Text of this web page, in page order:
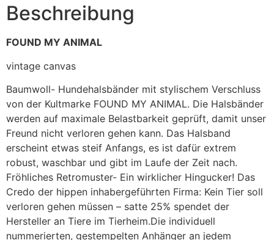
Beschreibung
FOUND MY ANIMAL
vintage canvas
Baumwoll- Hundehalsbänder mit stylischem Verschluss
von der Kultmarke FOUND MY ANIMAL. Die Halsbänder
werden auf maximale Belastbarkeit geprüft, damit unser
Freund nicht verloren gehen kann. Das Halsband
erscheint etwas steif Anfangs, es ist dafür extrem
robust, waschbar und gibt im Laufe der Zeit nach.
Fröhliches Retromuster- Ein wirklicher Hingucker! Das
Credo der hippen inhabergeführten Firma: Kein Tier soll
verloren gehen müssen – satte 25% spendet der
Hersteller an Tiere im Tierheim.Die individuell
nummerierten, gestempelten Anhänger an jedem